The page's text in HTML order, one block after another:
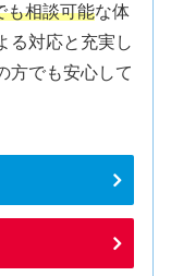
も相談可能な体
る対応と充実し
方でも安心して